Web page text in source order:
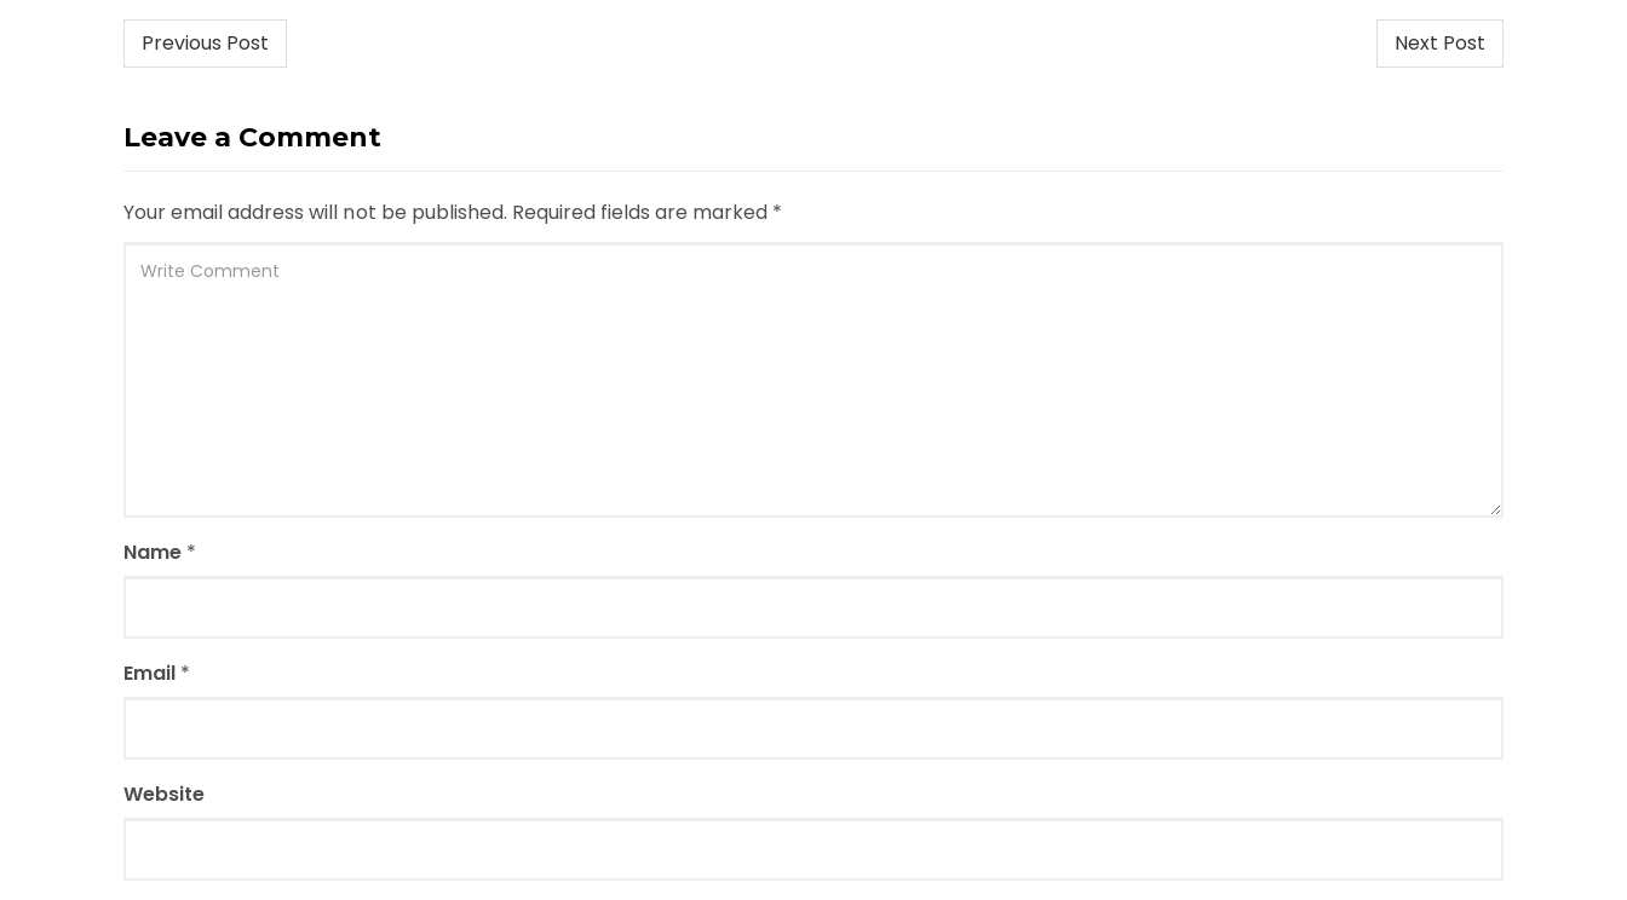
Post
Previous Post Next Post
Leave a Comment
Your email address will not be published. Required fields are marked *
Name *
Email *
Website